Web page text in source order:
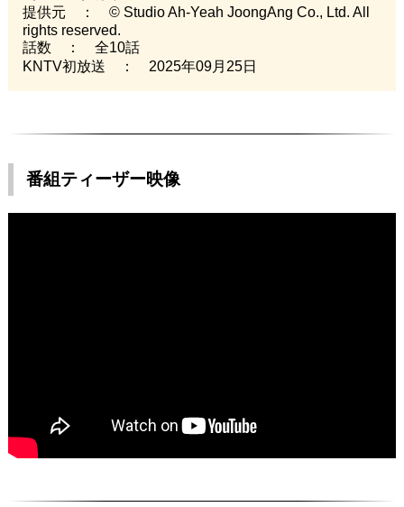
提供元 ： © Studio Ah-Yeah JoongAng Co., Ltd. All
rights reserved.
話数 ： 全10話
KNTV初放送 ： 2025年09月25日
番組ティーザー映像